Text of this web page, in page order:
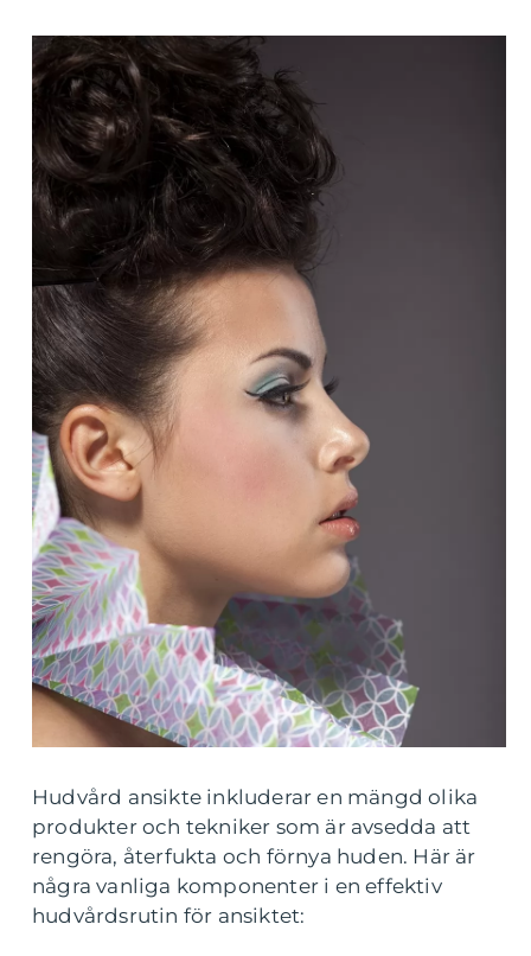
Hudvård ansikte inkluderar en mängd olika
produkter och tekniker som är avsedda att
rengöra, återfukta och förnya huden. Här är
några vanliga komponenter i en effektiv
hudvårdsrutin för ansiktet: